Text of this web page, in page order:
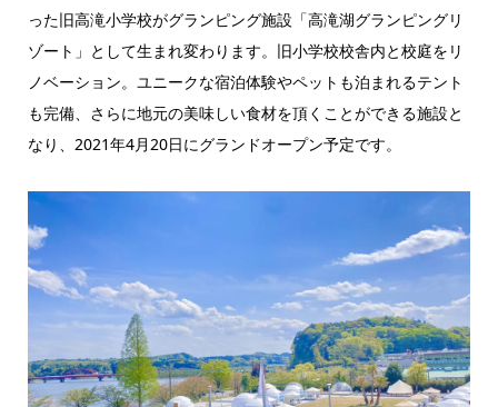
った旧高滝小学校がグランピング施設「高滝湖グランピングリ
ゾート」として生まれ変わります。旧小学校校舎内と校庭をリ
ノベーション。ユニークな宿泊体験やペットも泊まれるテント
も完備、さらに地元の美味しい食材を頂くことができる施設と
なり、2021年4月20日にグランドオープン予定です。